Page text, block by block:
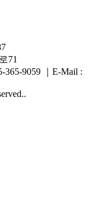
71
365-9059
E-Mail :